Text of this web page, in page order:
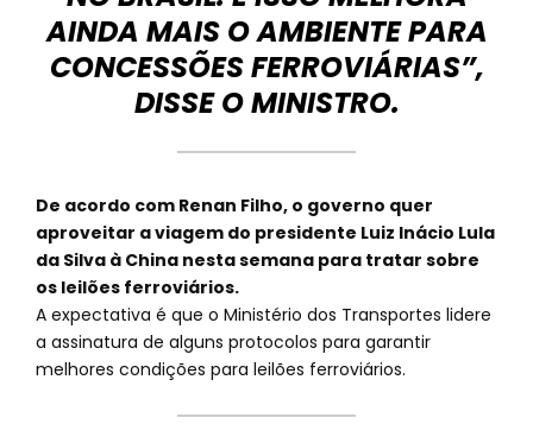
AINDA MAIS O AMBIENTE PARA
CONCESSÕES FERROVIÁRIAS”,
DISSE O MINISTRO.
De acordo com Renan Filho, o governo quer
aproveitar a viagem do presidente Luiz Inácio Lula
da Silva à China nesta semana para tratar sobre
os leilões ferroviários.
A expectativa é que o Ministério dos Transportes lidere
a assinatura de alguns protocolos para garantir
melhores condições para leilões ferroviários.